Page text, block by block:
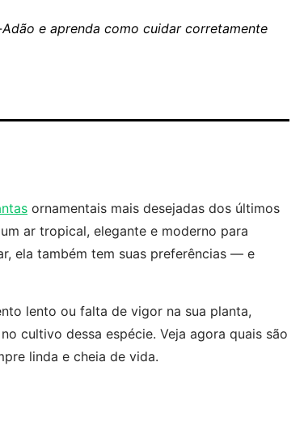
e aprenda como cuidar corretamente
ornamentais mais desejadas dos últimos
ar tropical, elegante e moderno para
ela também tem suas preferências — e
lento ou falta de vigor na sua planta,
cultivo dessa espécie. Veja agora quais são
linda e cheia de vida.